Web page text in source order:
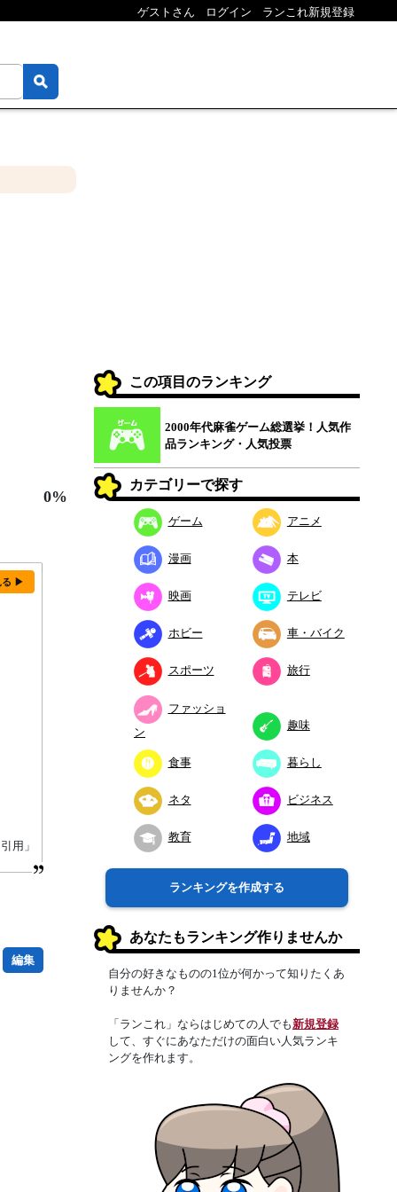
ゲストさん ログイン ランこれ新規登録
0%
る ▶
用」
編集
この項目のランキング
2000年代麻雀ゲーム総選挙！人気作
品ランキング・人気投票
カテゴリーで探す
ゲーム アニメ
漫画 本
映画 テレビ
ホビー 車・バイク
スポーツ 旅行
ファッショ
ン
趣味
食事 暮らし
ネタ ビジネス
教育 地域
ランキングを作成する
あなたもランキング作りませんか
自分の好きなものの1位が何かって知りたくあ
りませんか？
「ランこれ」ならはじめての人でも新規登録
して、すぐにあなただけの面白い人気ランキ
ングを作れます。